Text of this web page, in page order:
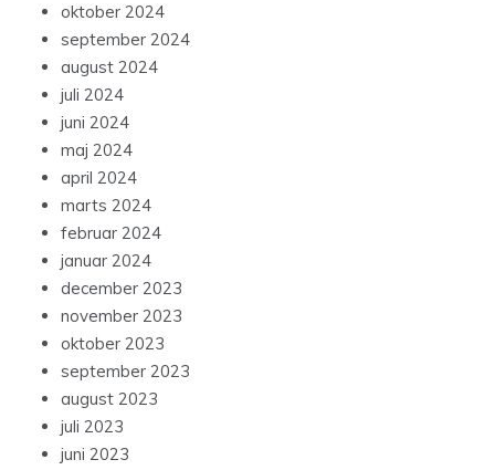
oktober 2024
september 2024
august 2024
juli 2024
juni 2024
maj 2024
april 2024
marts 2024
februar 2024
januar 2024
december 2023
november 2023
oktober 2023
september 2023
august 2023
juli 2023
juni 2023